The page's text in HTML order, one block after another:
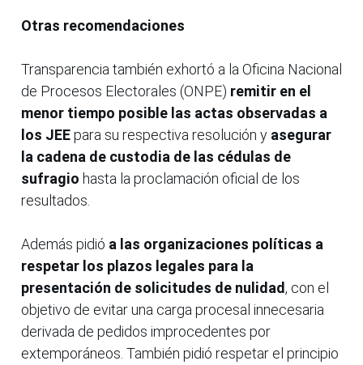
Otras recomendaciones
Transparencia también exhortó a la Oficina Nacional
de Procesos Electorales (ONPE) remitir en el
menor tiempo posible las actas observadas a
los JEEpara su respectiva resolución y asegurar
la cadena de custodia de las cédulas de
sufragio hasta la proclamación oficial de los
resultados.
Además pidió a las organizaciones políticas a
respetar los plazos legales para la
presentación de solicitudes de nulidad, con el
objetivo de evitar una carga procesal innecesaria
derivada de pedidos improcedentes por
extemporáneos. También pidió respetar el principio